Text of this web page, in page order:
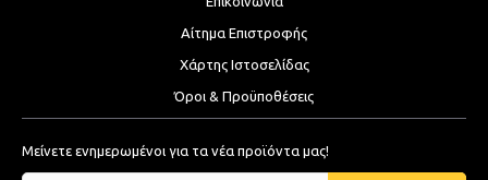
Αίτημα Επιστροφής
Χάρτης Ιστοσελίδας
Όροι & Προϋποθέσεις
Μείνετε ενημερωμένοι για τα νέα προϊόντα μας!